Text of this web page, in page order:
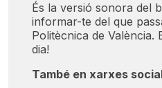
És la versió sonora del
informar-te del que
Politècnica de València.
dia!
També en xarxes